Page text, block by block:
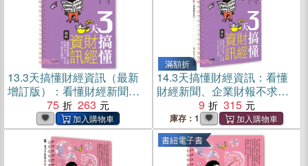
13.3天搞懂財經資訊（最新
增訂版）：看懂財經新聞、
企業財報不求人，找出年年
下蛋的金雞母！(電子書)
75 263
滿額折
14.3天搞懂財經資訊：看懂
財經新聞、企業財報不求
人，找出年年下蛋的金雞
母！（最新增訂版）
9 315
庫存：1
書紐電子書